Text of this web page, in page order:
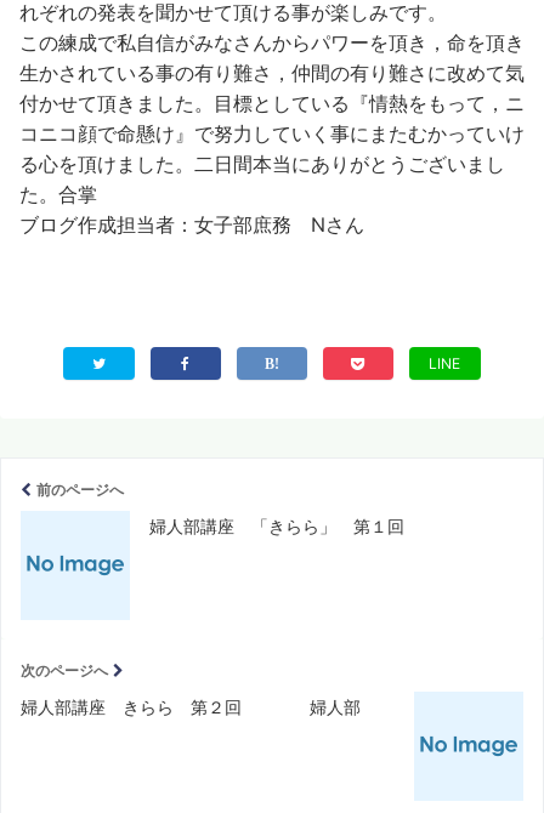
れぞれの発表を聞かせて頂ける事が楽しみです。
この練成で私自信がみなさんからパワーを頂き，命を頂き
生かされている事の有り難さ，仲間の有り難さに改めて気
付かせて頂きました。目標としている『情熱をもって，ニ
コニコ顔で命懸け』で努力していく事にまたむかっていけ
る心を頂けました。二日間本当にありがとうございまし
た。合掌
ブログ作成担当者：女子部庶務 Nさん
LINE
前のページへ
婦人部講座 「きらら」 第１回
次のページへ
婦人部講座 きらら 第２回 婦人部